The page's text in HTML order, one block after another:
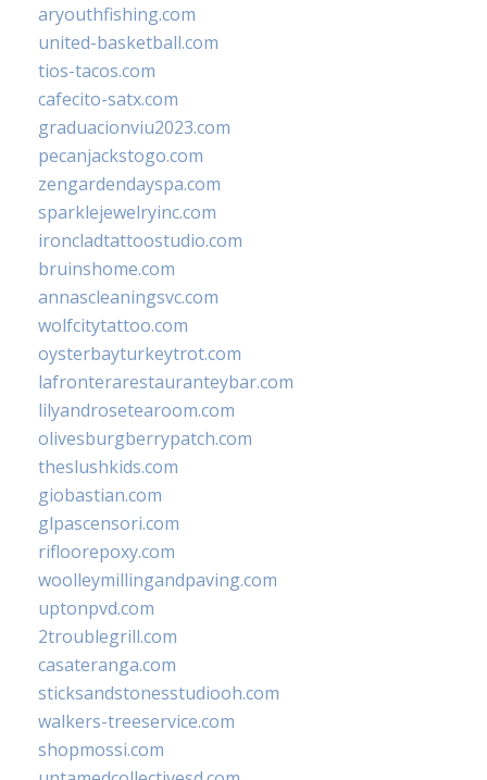
aryouthfishing.com
united-basketball.com
tios-tacos.com
cafecito-satx.com
graduacionviu2023.com
pecanjackstogo.com
zengardendayspa.com
sparklejewelryinc.com
ironcladtattoostudio.com
bruinshome.com
annascleaningsvc.com
wolfcitytattoo.com
oysterbayturkeytrot.com
lafronterarestauranteybar.com
lilyandrosetearoom.com
olivesburgberrypatch.com
theslushkids.com
giobastian.com
glpascensori.com
rifloorepoxy.com
woolleymillingandpaving.com
uptonpvd.com
2troublegrill.com
casateranga.com
sticksandstonesstudiooh.com
walkers-treeservice.com
shopmossi.com